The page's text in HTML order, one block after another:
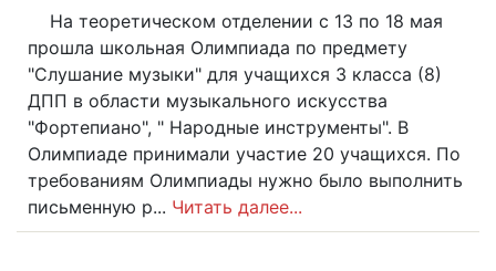
На теоретическом отделении с 13 по 18 мая
прошла школьная Олимпиада по предмету
"Слушание музыки" для учащихся 3 класса (8)
ДПП в области музыкального искусства
"Фортепиано", " Народные инструменты". В
Олимпиаде принимали участие 20 учащихся. По
требованиям Олимпиады нужно было выполнить
письменную р... Читать далее...